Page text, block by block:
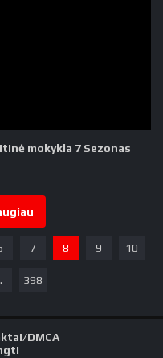
mokykla 7 Sezonas
7 8 9 10
398
DMCA